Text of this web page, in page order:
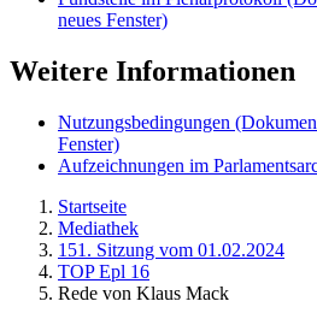
neues Fenster)
Weitere Informationen
Nutzungsbedingungen
Fenster)
Aufzeichnungen im
Startseite
Mediathek
151. Sitzung vom 01.02.2024
TOP Epl 16
Rede von Klaus Mack